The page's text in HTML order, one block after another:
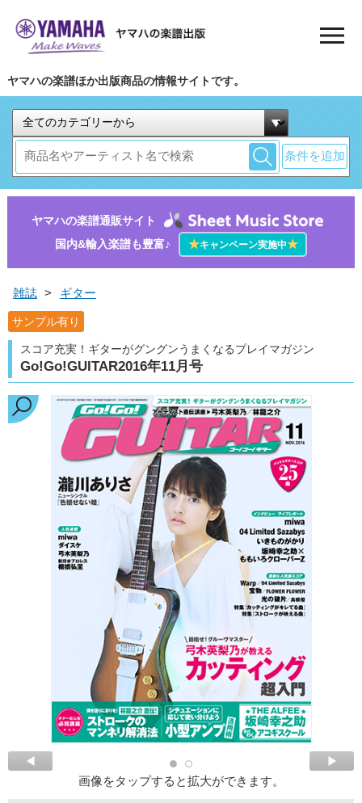
ヤマハの楽譜ほか出版商品の情報サイトです。
条件を追加
ヤマハの楽譜通販サイト
国内&輸入楽譜も豊富♪
★キャンペーン実施中★
雑誌 > ギター
サンプル有り
スコア充実！ギターがグングンうまくなるプレイマガジン
Go!Go!GUITAR2016年11月号
画像をタップすると拡大ができます。